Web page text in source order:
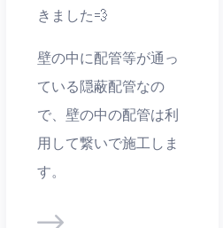
きました💨
壁の中に配管等が通っ
ている隠蔽配管なの
で、壁の中の配管は利
用して繋いで施工しま
す。